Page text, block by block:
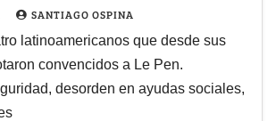
SANTIAGO OSPINA
latinoamericanos que desde sus
convencidos a Le Pen.
desorden en ayudas sociales,